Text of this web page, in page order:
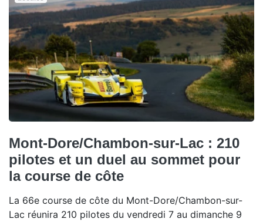
Mont-Dore/Chambon-sur-Lac : 210
pilotes et un duel au sommet pour
la course de côte
La 66e course de côte du Mont-Dore/Chambon-sur-
Lac réunira 210 pilotes du vendredi 7 au dimanche 9